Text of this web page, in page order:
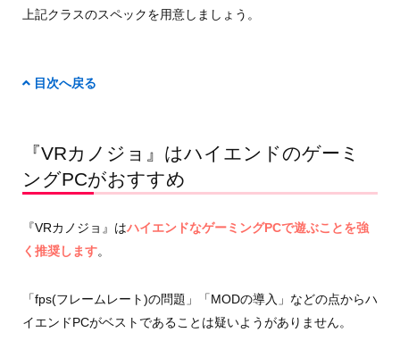
上記クラスのスペックを用意しましょう。
目次へ戻る
『VRカノジョ』はハイエンドのゲーミ
ングPCがおすすめ
『VRカノジョ』はハイエンドなゲーミングPCで遊ぶことを強
く推奨します。
「fps(フレームレート)の問題」「MODの導入」などの点からハ
イエンドPCがベストであることは疑いようがありません。